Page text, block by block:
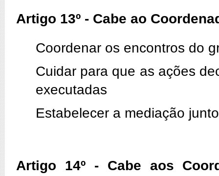
Artigo 13º - Cabe ao
Coordenar os encontros do
Cuidar para que as ações
executadas
Estabelecer a mediação
Artigo 14º - Cabe aos